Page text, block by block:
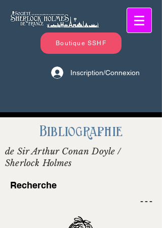
Boutique SSHF
Inscription/Connexion
Bibliographie
de Sir Arthur Conan Doyle /
Sherlock Holmes
Recherche
- - -